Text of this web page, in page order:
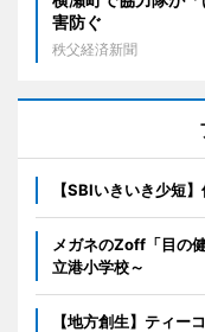
害防ぐ
秩父経済新聞
【SBIいきいき少短
メガネのZoff「目の
立港小学校～
【地方創生】ティー